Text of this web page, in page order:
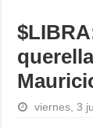
viernes, 3